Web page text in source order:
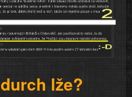
lže?